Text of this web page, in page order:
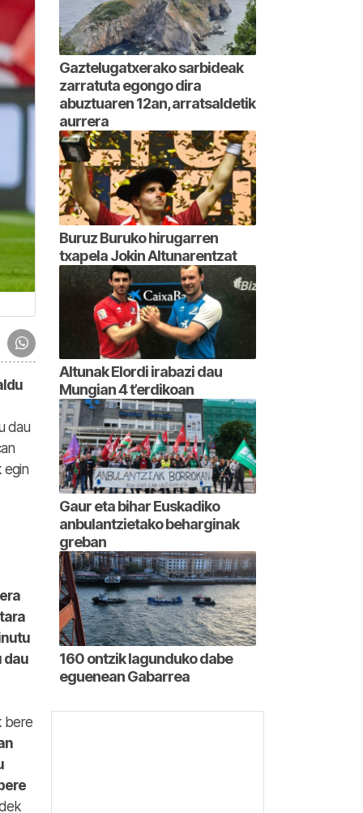
dau
egin
dau
bere
Gaztelugatxerako sarbideak
zarratuta egongo dira
abuztuaren 12an, arratsaldetik
aurrera
Buruz Buruko hirugarren
txapela Jokin Altunarentzat
Altunak Elordi irabazi dau
Mungian 4 t’erdikoan
Gaur eta bihar Euskadiko
anbulantzietako beharginak
greban
160 ontzik lagunduko dabe
eguenean Gabarrea